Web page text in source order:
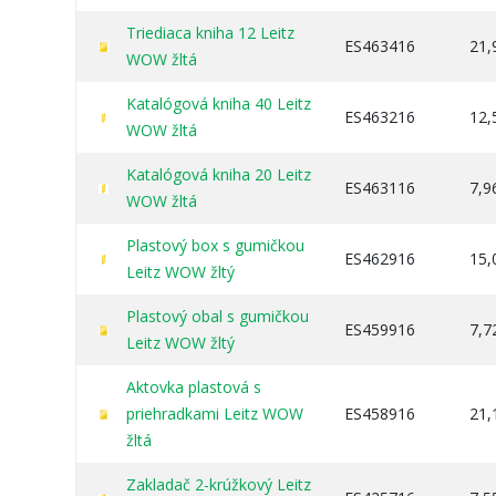
Triediaca kniha 12 Leitz
WOW žltá
ES463416
Katalógová kniha 40 Leitz
WOW žltá
ES463216
Katalógová kniha 20 Leitz
WOW žltá
ES463116
Plastový box s gumičkou
Leitz WOW žltý
ES462916
Plastový obal s gumičkou
Leitz WOW žltý
ES459916
Aktovka plastová s
priehradkami Leitz WOW
žltá
ES458916
Zakladač 2-krúžkový Leitz